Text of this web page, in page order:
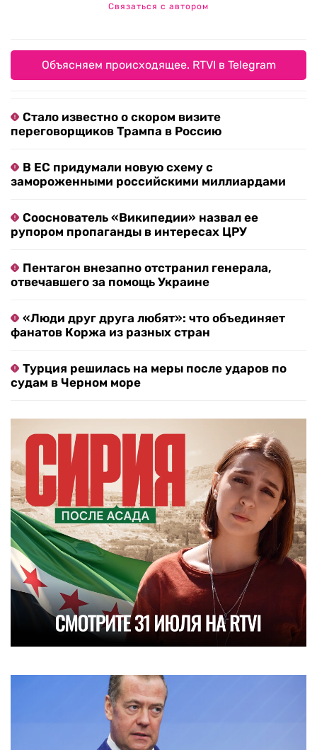
Связаться с автором
Объясняем происходящее. RTVI в Telegram
Стало известно о скором визите
переговорщиков Трампа в Россию
В ЕС придумали новую схему с
замороженными российскими миллиардами
Сооснователь «Википедии» назвал ее
рупором пропаганды в интересах ЦРУ
Пентагон внезапно отстранил генерала,
отвечавшего за помощь Украине
«Люди друг друга любят»: что объединяет
фанатов Коржа из разных стран
Турция решилась на меры после ударов по
судам в Черном море